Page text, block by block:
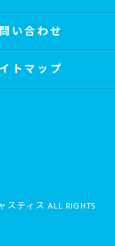
い合わせ
トマップ
ティス ALL RIGHTS